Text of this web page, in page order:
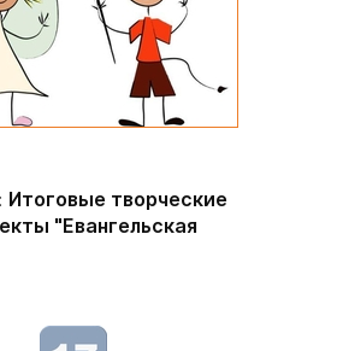
Итоговые творческие
"Евангельская